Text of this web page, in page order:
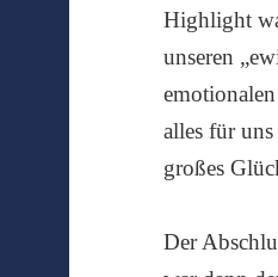
Highlight
unseren
alles für
großes
Der